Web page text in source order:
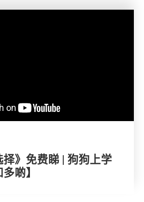
择》免费睇 | 狗狗上学
啲】